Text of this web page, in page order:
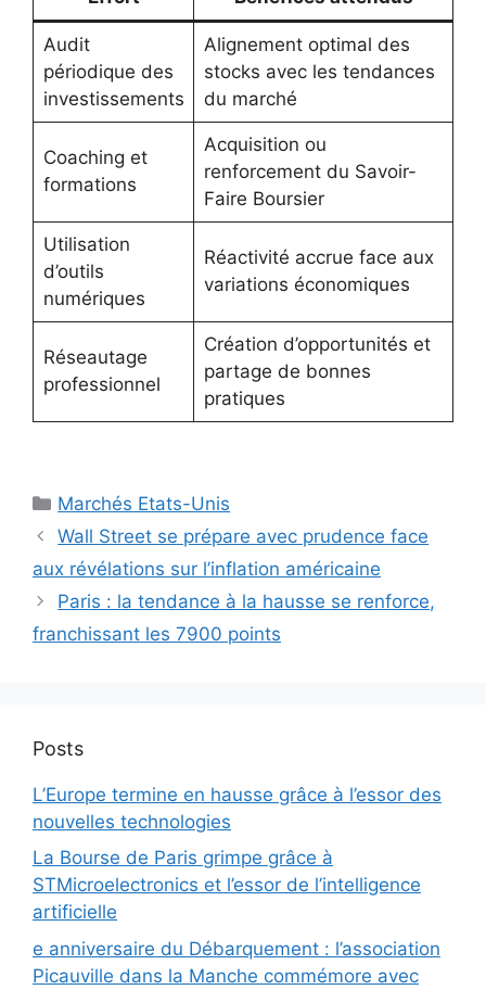
Audit
périodique des
investissements
Alignement optimal des
stocks avec les tendances
du marché
Coaching et
formations
Acquisition ou
renforcement du Savoir-
Faire Boursier
Utilisation
d’outils
numériques
Réactivité accrue face aux
variations économiques
Réseautage
professionnel
Création d’opportunités et
partage de bonnes
pratiques
Catégories
Marchés Etats-Unis
Wall Street se prépare avec prudence face
aux révélations sur l’inflation américaine
Paris : la tendance à la hausse se renforce,
franchissant les 7900 points
Posts
L’Europe termine en hausse grâce à l’essor des
nouvelles technologies
La Bourse de Paris grimpe grâce à
STMicroelectronics et l’essor de l’intelligence
artificielle
e anniversaire du Débarquement : l’association
Picauville dans la Manche commémore avec